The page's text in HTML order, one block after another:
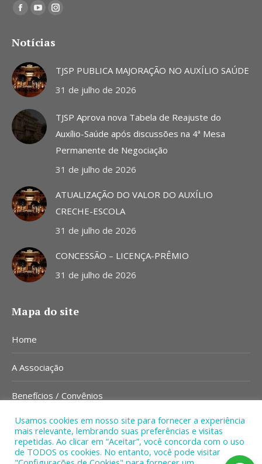
Encontre-nos em:
Facebook
opens
in
new
window
YouTube
opens
new
window
Instagram
opens
new
window
Notícias
TJSP PUBLICA MAJORAÇÃO NO AUXÍLIO SAÚDE
31 de julho de 2026
TJSP Aprova nova Tabela de Reajuste do
Auxílio-Saúde após discussões na 4ª Mesa
Permanente de Negociação
31 de julho de 2026
ATUALIZAÇÃO DO VALOR DO AUXÍLIO
CRECHE-ESCOLA
31 de julho de 2026
CONCESSÃO – LICENÇA-PRÊMIO
31 de julho de 2026
Mapa do site
Home
A Associação
Benefícios / Convênios
Notícias
Contato
Usamos cookies em nosso site para fornecer a experiência
mais relevante, lembrando suas preferências e visitas
repetidas. Ao clicar em “Aceitar”, você concorda com o uso
de TODOS os cookies. No entanto, você pode visitar